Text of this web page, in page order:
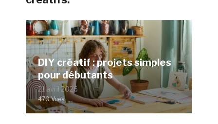
DIY créatif : projets simples
pour débutants
21 avril 2026
470 Vues